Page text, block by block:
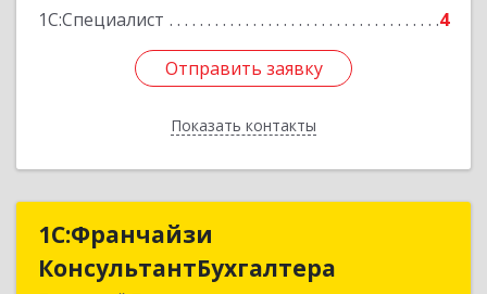
1С:Специалист
4
Отправить заявку
Показать контакты
Отправить заявку
Назад
1С:Франчайзи
КонсультантБухгалтера
КонсультантБухгалтера